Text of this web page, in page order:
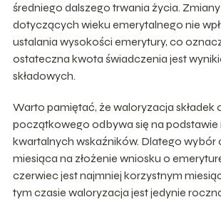
średniego dalszego trwania życia.
dotyczących wieku emerytalnego nie
ustalania wysokości emerytury, co
ostateczna kwota świadczenia jest
składowych.
Warto pamiętać, że waloryzacja składek
początkowego odbywa się na podstawie
kwartalnych wskaźników. Dlatego wybór
miesiąca na złożenie wniosku o
czerwiec jest najmniej korzystnym
tym czasie waloryzacja jest jedynie